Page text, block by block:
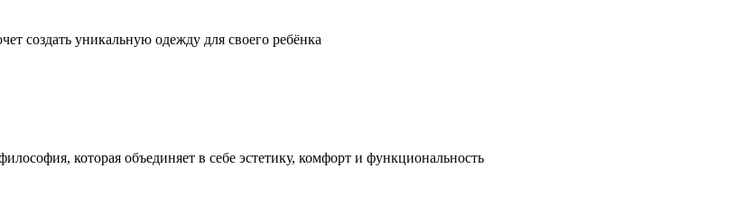
создать уникальную одежду для своего ребёнка
которая объединяет в себе эстетику, комфорт и функциональность